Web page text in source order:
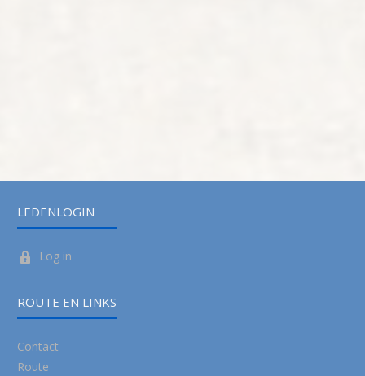
LEDENLOGIN
Log in
ROUTE EN LINKS
Contact
Route